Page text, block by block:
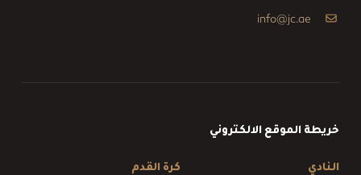
info@jc.ae
خريطة الموقع الالكتروني
النادي كرة القدم